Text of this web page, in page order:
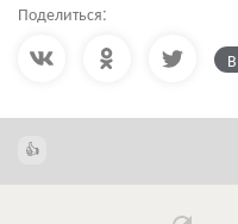
Поделиться: